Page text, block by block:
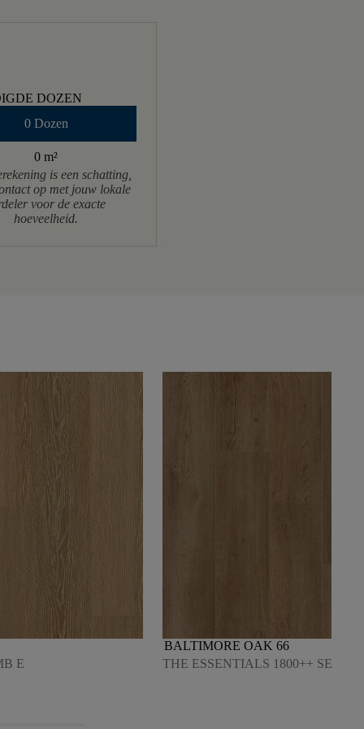
DOZEN
0 Dozen
0 m²
is een schatting,
op met jouw lokale
voor de exacte
hoeveelheid.
E
BALTIMORE OAK 66
THE ESSENTIALS 1800++ SERIES